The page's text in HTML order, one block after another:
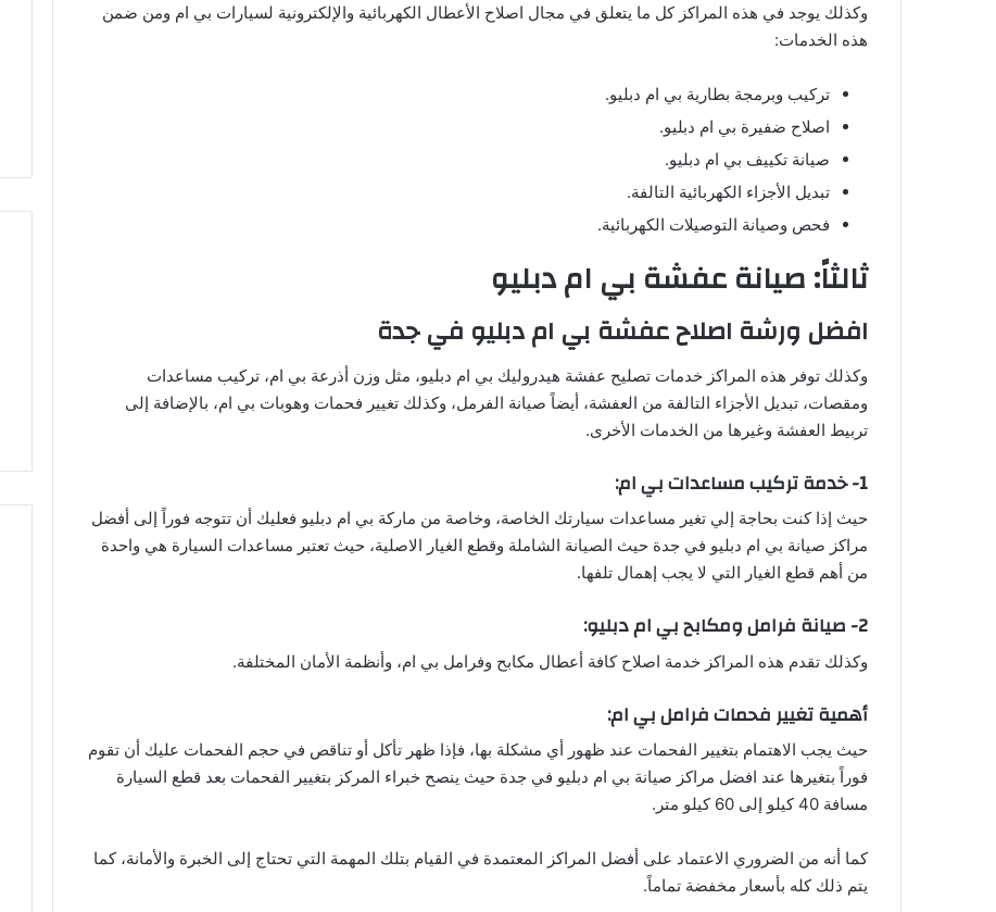
وكذلك يوجد في هذه المراكز كل ما يتعلق في مجال اصلاح الأعطال الكهربائية والإلكترونية لسيارات بي ام ومن ضمن
هذه الخدمات:
تركيب وبرمجة بطارية بي ام دبليو.
اصلاح ضفيرة بي ام دبليو.
صيانة تكييف بي ام دبليو.
تبديل الأجزاء الكهربائية التالفة.
فحص وصيانة التوصيلات الكهربائية.
ثالثاً: صيانة عفشة بي ام دبليو
افضل ورشة اصلاح عفشة بي ام دبليو في جدة
وكذلك توفر هذه المراكز خدمات تصليح عفشة هيدروليك بي ام دبليو، مثل وزن أذرعة بي ام، تركيب مساعدات
ومقصات، تبديل الأجزاء التالفة من العفشة، أيضاً صيانة الفرمل، وكذلك تغيير فحمات وهوبات بي ام، بالإضافة إلى
تربيط العفشة وغيرها من الخدمات الأخرى.
1- خدمة تركيب مساعدات بي ام:
حيث إذا كنت بحاجة إلي تغير مساعدات سيارتك الخاصة، وخاصة من ماركة بي ام دبليو فعليك أن تتوجه فوراً إلى أفضل
مراكز صيانة بي ام دبليو في جدة حيث الصيانة الشاملة وقطع الغيار الاصلية، حيث تعتبر مساعدات السيارة هي واحدة
من أهم قطع الغيار التي لا يجب إهمال تلفها.
2- صيانة فرامل ومكابح بي ام دبليو:
وكذلك تقدم هذه المراكز خدمة اصلاح كافة أعطال مكابح وفرامل بي ام، وأنظمة الأمان المختلفة.
أهمية تغيير فحمات فرامل بي ام:
حيث يجب الاهتمام بتغيير الفحمات عند ظهور أي مشكلة بها، فإذا ظهر تأكل أو تناقص في حجم الفحمات عليك أن تقوم
فوراً بتغيرها عند افضل مراكز صيانة بي ام دبليو في جدة حيث ينصح خبراء المركز بتغيير الفحمات بعد قطع السيارة
مسافة 40 كيلو إلى 60 كيلو متر.
كما أنه من الضروري الاعتماد على أفضل المراكز المعتمدة في القيام بتلك المهمة التي تحتاج إلى الخبرة والأمانة، كما
يتم ذلك كله بأسعار مخفضة تماماً.